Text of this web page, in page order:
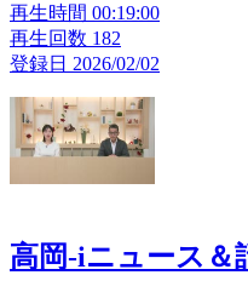
再生時間 00:19:00
再生回数 182
登録日 2026/02/02
高岡-iニュース＆